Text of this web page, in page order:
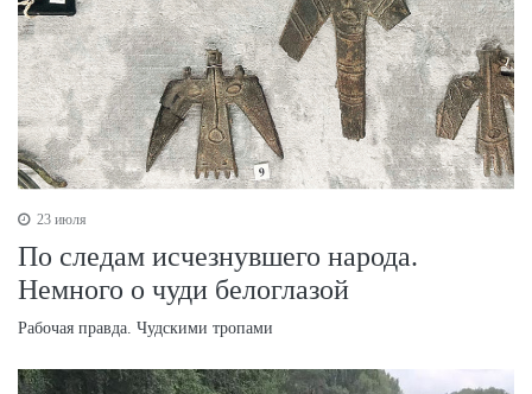
23 июля
По следам исчезнувшего народа.
Немного о чуди белоглазой
Рабочая правда. Чудскими тропами